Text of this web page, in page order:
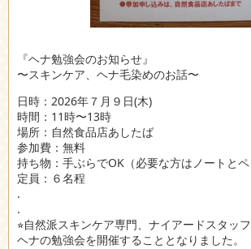
『ヘナ勉強会のお知らせ』
〜スキンケア、ヘナ毛染めのお話〜
日時：2026年７月９日(木)
時間：11時〜13時
場所：自然食品店あしたば
参加費：無料
持ち物：手ぶらでOK（必要な方はノートとペ
定員：６名程
.
.
⭐︎自然派スキンケア専門、ナイアードスタッ
ヘナの勉強会を開催することとなりました。